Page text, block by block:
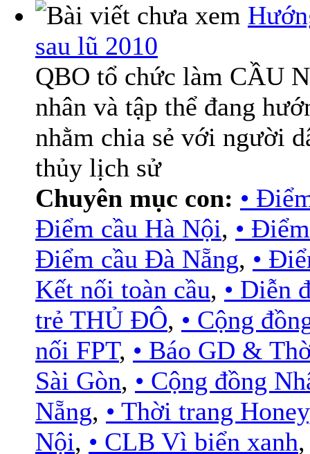
sau lũ 2010
QBO tổ chức làm CẦU
nhân và tập thể đang
nhằm chia sẻ với người
thủy lịch sử
Chuyên mục con: •
Điểm cầu Hà Nội, •
Điểm cầu Đà Nẵng, •
Kết nối toàn cầu, • Diễn
trẻ THỦ ĐÔ, • Cộng
nối FPT, • Báo GD &
Sài Gòn, • Cộng đồng
Nẵng, • Thời trang Honey
Nội, • CLB Vì biển xanh